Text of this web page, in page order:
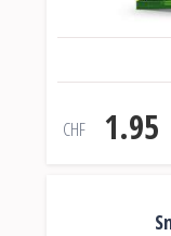
CHF 1.95